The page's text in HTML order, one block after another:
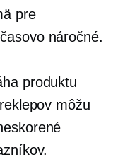
pre
časovo náročné.
produktu
môžu